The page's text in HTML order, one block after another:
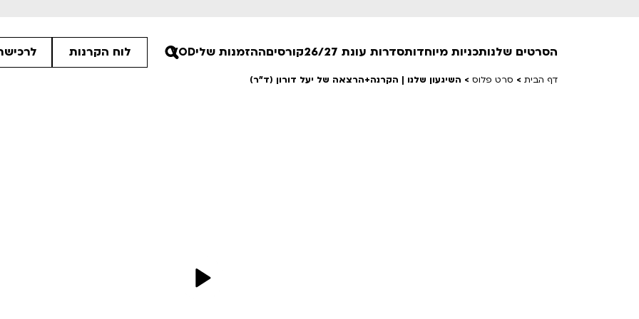
הסרטים שלנו
פסטיבל אנימיקס 2026
תכניות מיוחדותסדרות עונת 26/27 קורסיםההזמנות שליVOD לוח הקרנות
דף הבית > סרט פלוס > השיגעון שלנו | הקרנה+הרצאה של יעל דורון (ד"ר)